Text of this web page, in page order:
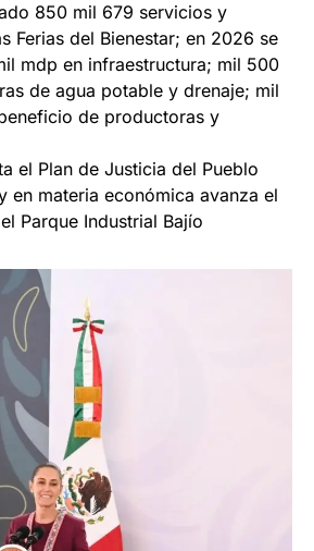
850 mil 679 servicios y
Ferias del Bienestar; en 2026 se
mdp en infraestructura; mil 500
de agua potable y drenaje; mil
de productoras y
el Plan de Justicia del Pueblo
en materia económica avanza el
Parque Industrial Bajío